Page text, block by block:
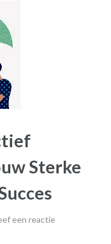
Sterke
een reactie